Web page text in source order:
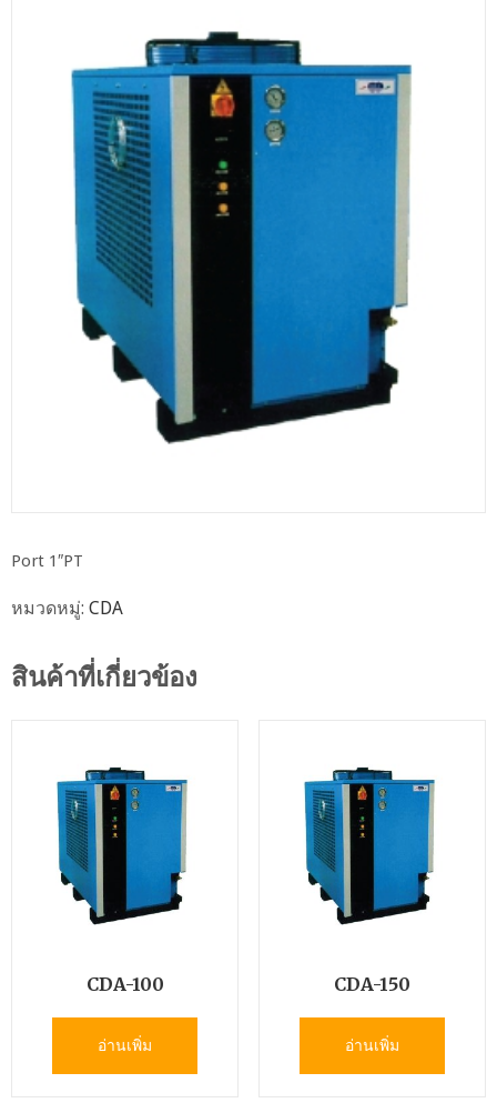
Port 1″PT
หมวดหมู่: CDA
สินค้าที่เกี่ยวข้อง
CDA-100
อ่านเพิ่ม
CDA-150
อ่านเพิ่ม